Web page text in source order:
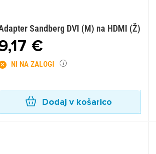
Sandberg DVI (M) na HDMI (Ž)
€
NI NA ZALOGI
Dodaj v košarico